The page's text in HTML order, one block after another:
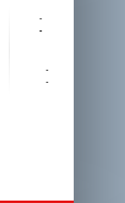
-
-
-
-